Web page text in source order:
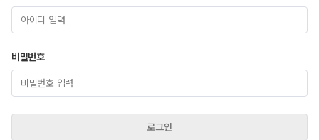
비밀번호
로그인